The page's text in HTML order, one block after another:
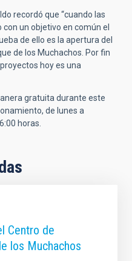
recordó que “cuando las
un objetivo en común el
de ello es la apertura del
de los Muchachos. Por fin
hoy es una
gratuita durante este
de lunes a
horas.
Centro de
los Muchachos